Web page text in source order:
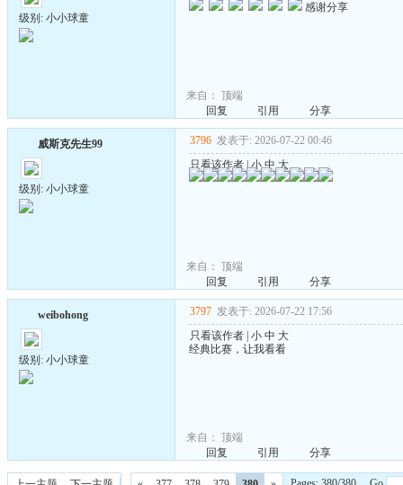
级别: 小小球童
感谢分享
来自： 顶端
回复
引用 分享
威斯克先生99
级别: 小小球童
3796 发表于: 2026-07-22 00:46
只看该作者 |小 中 大
来自： 顶端
回复
引用 分享
weibohong
级别: 小小球童
3797 发表于: 2026-07-22 17:56
只看该作者 小 中 大
经典比赛，让我看看
来自： 顶端
回复
引用 分享